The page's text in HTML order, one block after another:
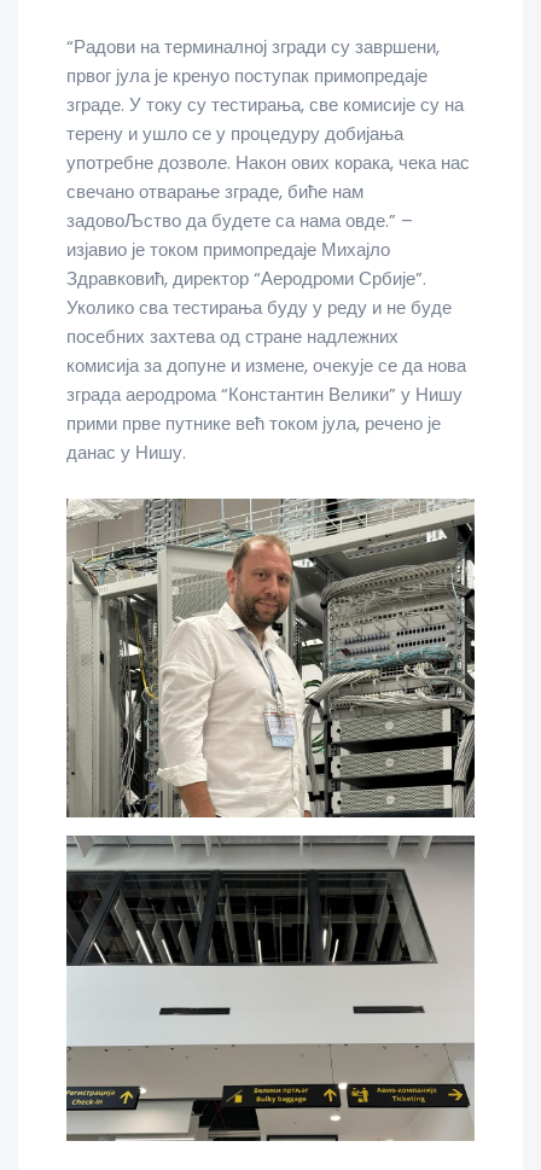
“Радови на терминалној згради су завршени,
првог јула је кренуо поступак примопредаје
зграде. У току су тестирања, све комисије су на
терену и ушло се у процедуру добијања
употребне дозволе. Након ових корака, чека нас
свечано отварање зграде, биће нам
задовоЉство да будете са нама овде.” –
изјавио је током примопредаје Михајло
Здравковић, директор “Аеродроми Србије”.
Уколико сва тестирања буду у реду и не буде
посебних захтева од стране надлежних
комисија за допуне и измене, очекује се да нова
зграда аеродрома “Константин Велики” у Нишу
прими прве путнике већ током јула, речено је
данас у Нишу.